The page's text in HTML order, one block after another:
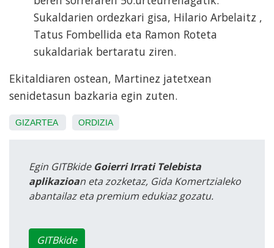
Sukaldarien ordezkari gisa, Hilario Arbelaitz ,
Tatus Fombellida eta Ramon Roteta
sukaldariak bertaratu ziren.
Ekitaldiaren ostean, Martinez jatetxean
senidetasun bazkaria egin zuten.
GIZARTEA ORDIZIA
Egin GITBkide Goierri Irrati Telebista
aplikazioan eta zozketaz, Gida Komertzialeko
abantailaz eta premium edukiaz gozatu.
GITBkide